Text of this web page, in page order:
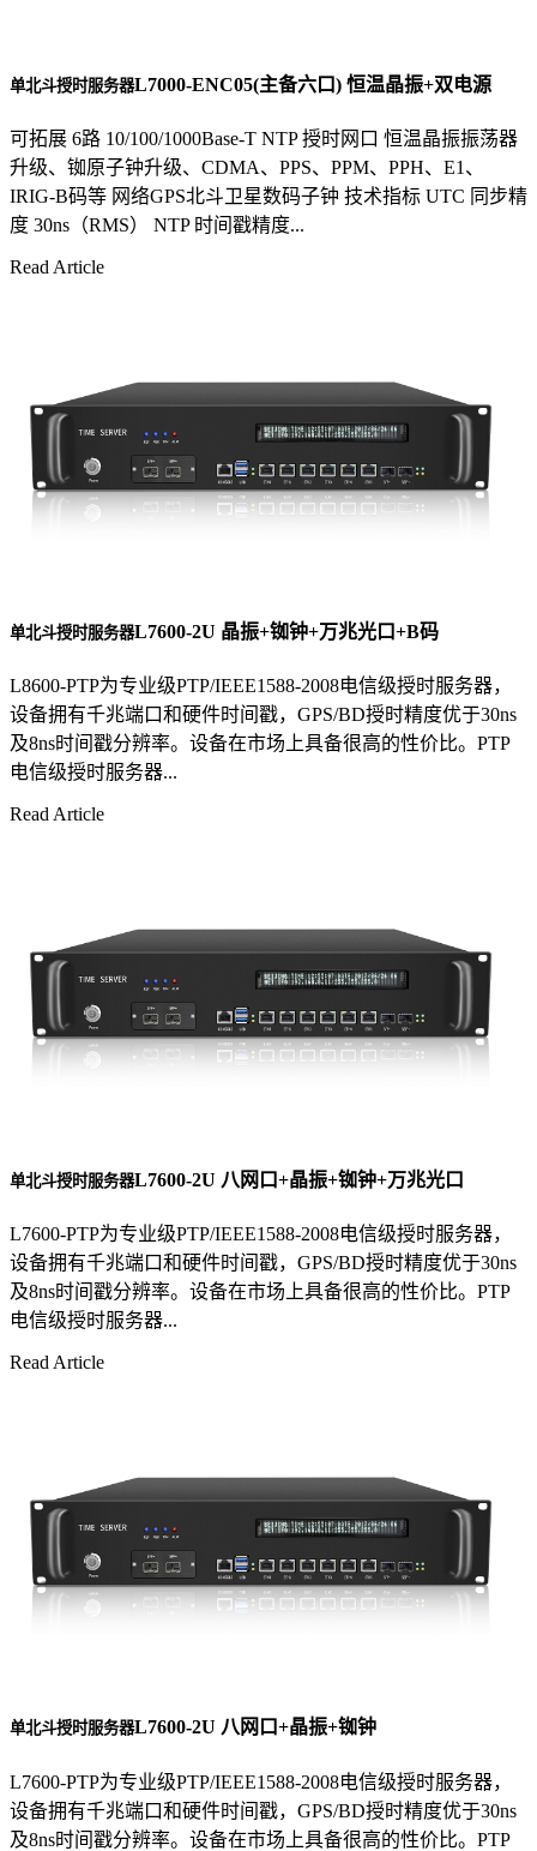
单北斗授时服务器L7000-ENC05(主备六口) 恒温晶振+双电源
可拓展 6路 10/100/1000Base-T NTP 授时网口 恒温晶振振荡器
升级、铷原子钟升级、CDMA、PPS、PPM、PPH、E1、
IRIG-B码等 网络GPS北斗卫星数码子钟 技术指标 UTC 同步精
度 30ns（RMS） NTP 时间戳精度...
Read Article
单北斗授时服务器L7600-2U 晶振+铷钟+万兆光口+B码
L8600-PTP为专业级PTP/IEEE1588-2008电信级授时服务器，
设备拥有千兆端口和硬件时间戳，GPS/BD授时精度优于30ns
及8ns时间戳分辨率。设备在市场上具备很高的性价比。PTP
电信级授时服务器...
Read Article
单北斗授时服务器L7600-2U 八网口+晶振+铷钟+万兆光口
L7600-PTP为专业级PTP/IEEE1588-2008电信级授时服务器，
设备拥有千兆端口和硬件时间戳，GPS/BD授时精度优于30ns
及8ns时间戳分辨率。设备在市场上具备很高的性价比。PTP
电信级授时服务器...
Read Article
单北斗授时服务器L7600-2U 八网口+晶振+铷钟
L7600-PTP为专业级PTP/IEEE1588-2008电信级授时服务器，
设备拥有千兆端口和硬件时间戳，GPS/BD授时精度优于30ns
及8ns时间戳分辨率。设备在市场上具备很高的性价比。PTP